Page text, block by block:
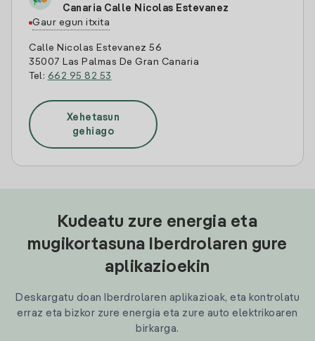
Canaria Calle Nicolas Estevanez
Gaur egun itxita
Calle Nicolas Estevanez 56
35007 Las Palmas De Gran Canaria
Tel: 662 95 82 53
Xehetasun
gehiago
Kudeatu zure energia eta
mugikortasuna Iberdrolaren gure
aplikazioekin
Deskargatu doan Iberdrolaren aplikazioak, eta kontrolatu
erraz eta bizkor zure energia eta zure auto elektrikoaren
birkarga.